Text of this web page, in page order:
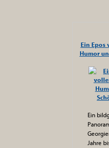
Ein Epos
Humor
Ein
Jahre